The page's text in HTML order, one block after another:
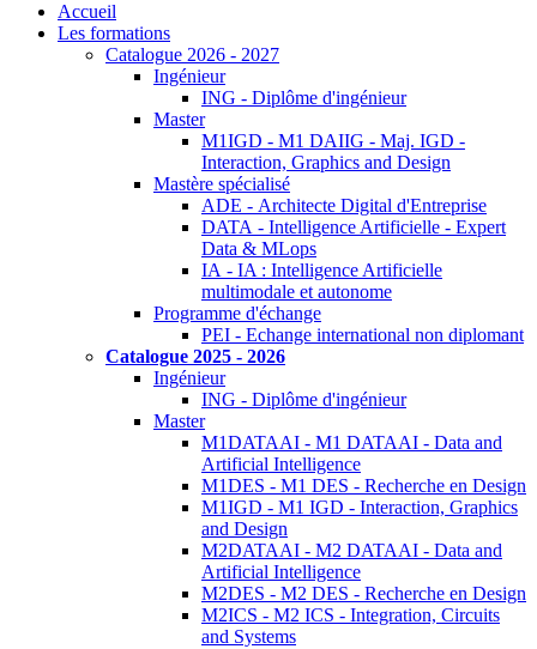
Accueil
Les formations
Catalogue 2026 - 2027
Ingénieur
ING - Diplôme d'ingénieur
Master
M1IGD - M1 DAIIG - Maj. IGD -
Interaction, Graphics and Design
Mastère spécialisé
ADE - Architecte Digital d'Entreprise
DATA - Intelligence Artificielle - Expert
Data & MLops
IA - IA : Intelligence Artificielle
multimodale et autonome
Programme d'échange
PEI - Echange international non diplomant
Catalogue 2025 - 2026
Ingénieur
ING - Diplôme d'ingénieur
Master
M1DATAAI - M1 DATAAI - Data and
Artificial Intelligence
M1DES - M1 DES - Recherche en Design
M1IGD - M1 IGD - Interaction, Graphics
and Design
M2DATAAI - M2 DATAAI - Data and
Artificial Intelligence
M2DES - M2 DES - Recherche en Design
M2ICS - M2 ICS - Integration, Circuits
and Systems